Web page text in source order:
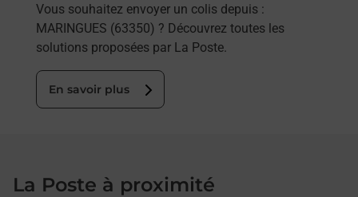
Vous souhaitez envoyer un colis depuis :
MARINGUES (63350) ? Découvrez toutes les
solutions proposées par La Poste.
En savoir plus
La Poste à proximité